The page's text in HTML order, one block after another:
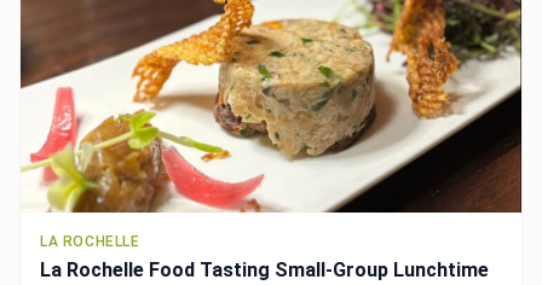
LA ROCHELLE
La Rochelle Food Tasting Small-Group Lunchtime